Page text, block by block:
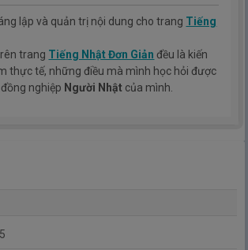
lập và quản trị nội dung cho trang Tiếng
trang Tiếng Nhật Đơn Giản đều là kiến
thực tế, những điều mà mình học hỏi được
nghiệp Người Nhật của mình.
nghiệm mà mình có được sẽ giúp các bạn